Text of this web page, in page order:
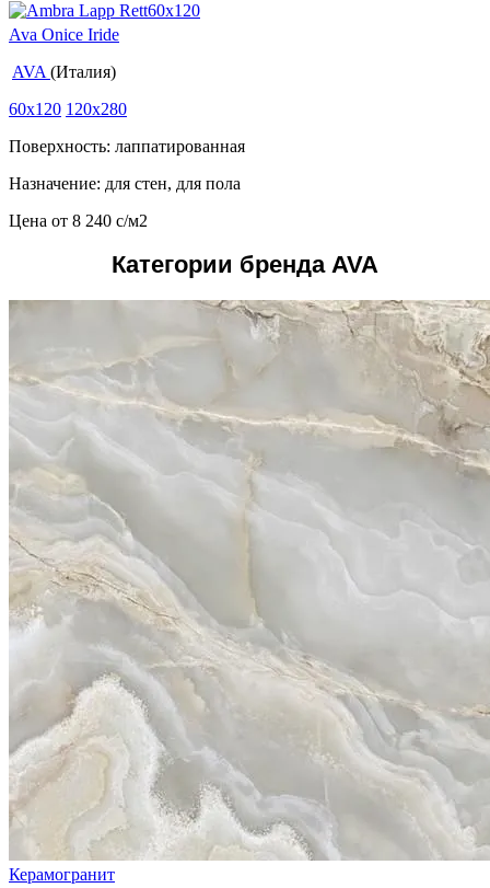
Ava Onice Iride
AVA (Италия)
60x120 120x280
Поверхность: лаппатированная
Назначение: для стен, для пола
Цена от 8 240 c/м2
Категории бренда AVA
Керамогранит